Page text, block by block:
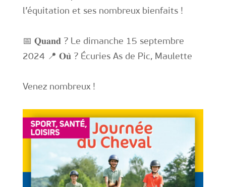
l’équitation et ses nombreux bienfaits !
📅 𝐐𝐮𝐚𝐧𝐝 ? Le dimanche 15 septembre
2024 📍 𝐎𝐮̀ ? Écuries As de Pic, Maulette
Venez nombreux !